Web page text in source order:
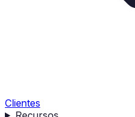
Clientes